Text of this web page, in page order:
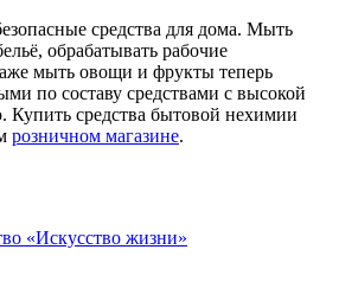
средства для дома. Мыть
обрабатывать рабочие
мыть овощи и фрукты теперь
по составу средствами с высокой
Купить средства бытовой нехимии
розничном магазине.
«Искусство жизни»